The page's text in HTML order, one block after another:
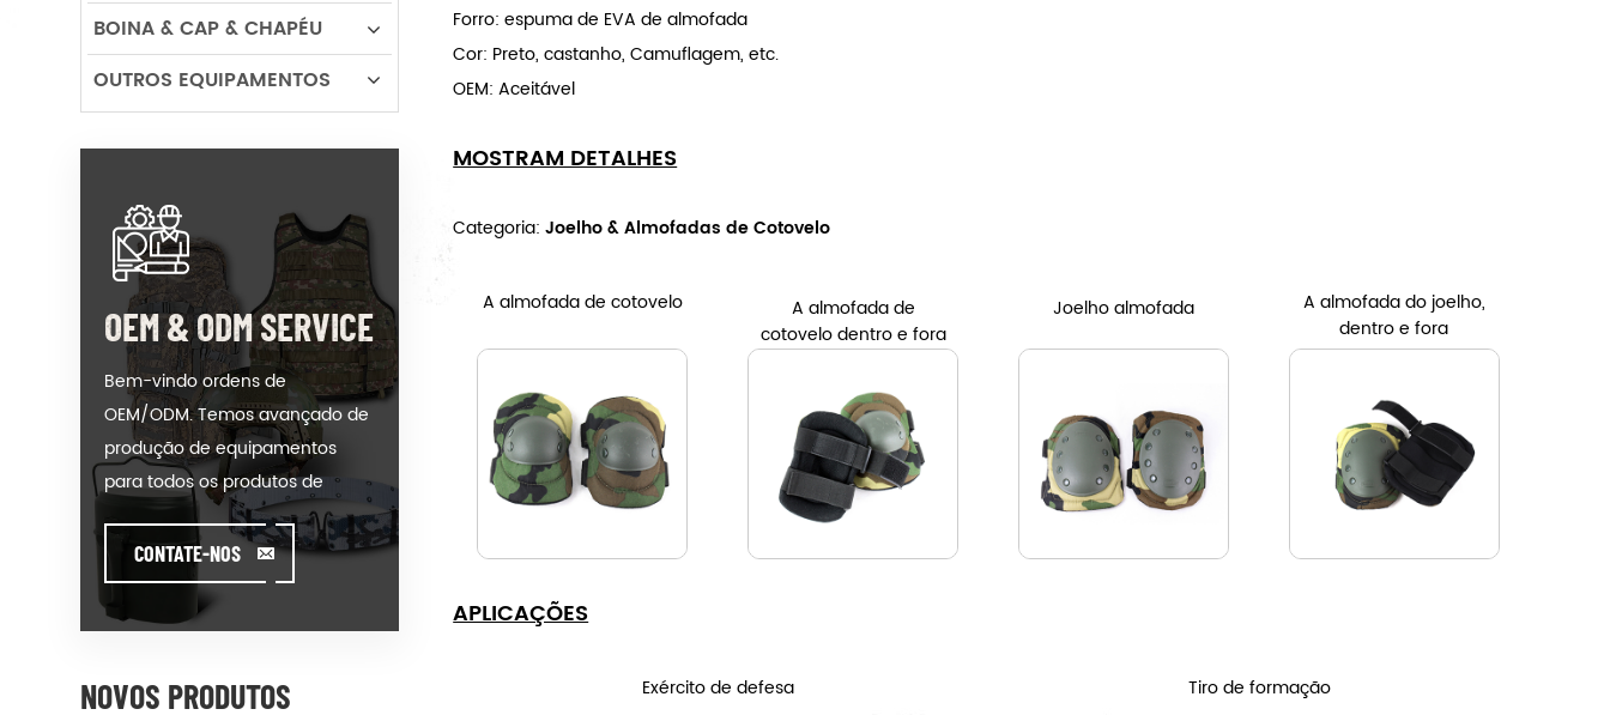
Forro: espuma de EVA de almofada
Cor: Preto, castanho, Camuflagem, etc.
OEM: Aceitável
MOSTRAM DETALHES
Categoria: Joelho & Almofadas de Cotovelo
A almofada de cotovelo
A almofada de
cotovelo dentro e fora
Joelhoalmofada
A almofada do joelho,
dentro e fora
APLICAÇÕES
Exército de defesa Tiro de formação
BOINA & CAP & CHAPÉU
OUTROS EQUIPAMENTOS
OEM & ODM SERVICE
Bem-vindo ordens de
OEM/ODM. Temos avançado de
produção de equipamentos
para todos os produtos de
nossas categorias. Poderíamos
colocar seu anuncio em nosso
hot-modelo de venda ou ajudar
você a produzir ordens quando
ajudamos nossos clientes a criar
CONTATE-NOS
NOVOS PRODUTOS